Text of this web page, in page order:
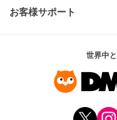
お客様サポート
世界中